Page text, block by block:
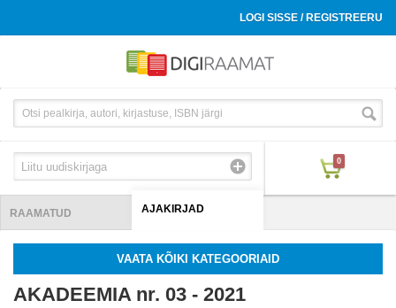
LOGI SISSE / REGISTREERU
0
RAAMATUD AJAKIRJAD
VAATA KÕIKI KATEGOORIAID
AKADEEMIA nr. 03 - 2021